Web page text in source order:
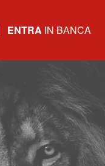
ENTRA IN BANCA